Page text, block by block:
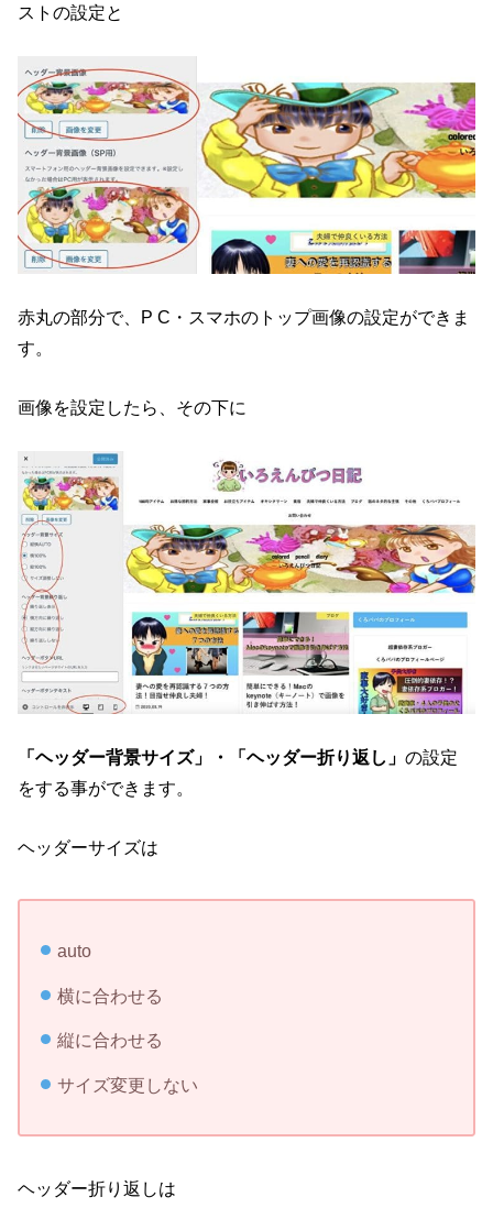
ストの設定と
赤丸の部分で、P C・スマホのトップ画像の設定ができま
す。
画像を設定したら、その下に
「ヘッダー背景サイズ」・「ヘッダー折り返し」の設定
をする事ができます。
ヘッダーサイズは
auto
横に合わせる
縦に合わせる
サイズ変更しない
ヘッダー折り返しは